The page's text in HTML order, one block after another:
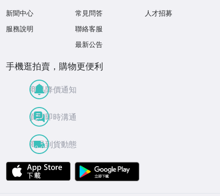
新聞中心
服務說明
常見問答
聯絡客服
最新公告
人才招募
手機逛拍賣，購物更便利
商品降價通知
買賣即時溝通
商品到貨動態
APP Store